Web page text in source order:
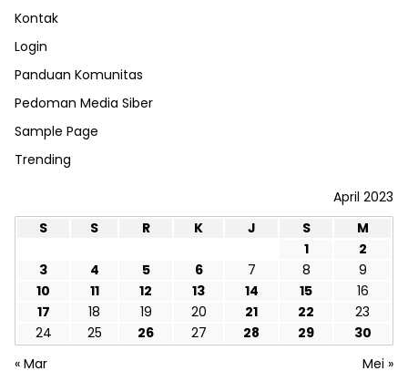
Kontak
Login
Panduan Komunitas
Pedoman Media Siber
Sample Page
Trending
April 2023
S
S R K J S
M
1
2
3
4 5 6 7 8
9
10
11 12 13 14 15
16
17
18 19 20 21 22
23
24
25 26 27 28 29
30
« Mar
Mei »